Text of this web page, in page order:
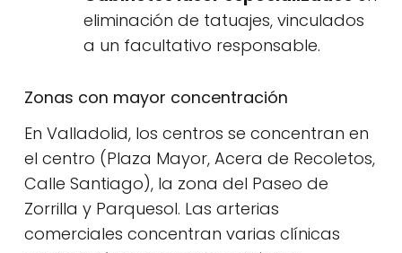
eliminación de tatuajes, vinculados
a un facultativo responsable.
Zonas con mayor concentración
En Valladolid, los centros se concentran en
el centro (Plaza Mayor, Acera de Recoletos,
Calle Santiago), la zona del Paseo de
Zorrilla y Parquesol. Las arterias
comerciales concentran varias clínicas